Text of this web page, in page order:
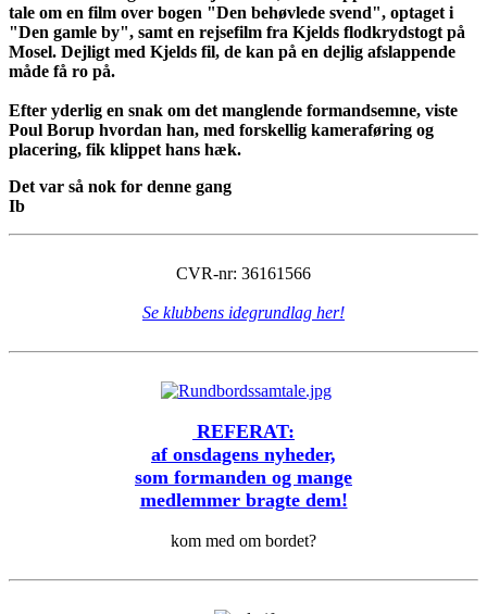
tale om en film over bogen "Den behøvlede svend", optaget i
"Den gamle by", samt en rejsefilm fra Kjelds flodkrydstogt på
Mosel. Dejligt med Kjelds fil, de kan på en dejlig afslappende
måde få ro på.
Efter yderlig en snak om det manglende formandsemne, viste
Poul Borup hvordan han, med forskellig kameraføring og
placering, fik klippet hans hæk.
Det var så nok for denne gang
Ib
CVR-nr: 36161566
Se klubbens idegrundlag her!
REFERAT:
af onsdagens nyheder,
som formanden og mange
medlemmer bragte dem!
kom med om bordet?